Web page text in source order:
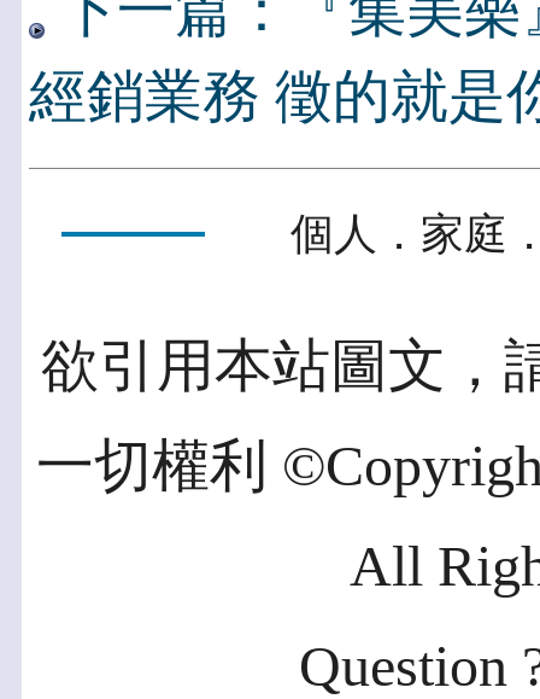
經銷業務 徵的就是
個人．家庭
欲引用本站圖文，
一切權利
All
Question